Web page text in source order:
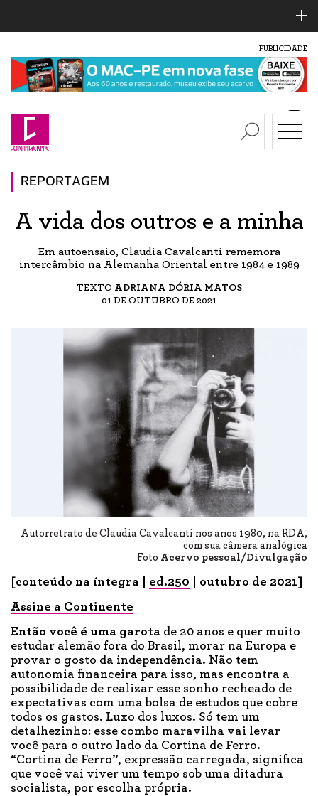
PUBLICIDADE
REPORTAGEM
A vida dos outros e a minha
Em autoensaio, Claudia Cavalcanti rememora
intercâmbio na Alemanha Oriental entre 1984 e 1989
TEXTO ADRIANA DÓRIA MATOS
01 DE OUTUBRO DE 2021
Autorretrato de Claudia Cavalcanti nos anos 1980, na RDA,
com sua câmera analógica
Foto Acervo pessoal/Divulgação
[conteúdo na íntegra | ed.250 | outubro de 2021]
Assine a Continente
Então você é uma garota de 20 anos e quer muito
estudar alemão fora do Brasil, morar na Europa e
provar o gosto da independência. Não tem
autonomia financeira para isso, mas encontra a
possibilidade de realizar esse sonho recheado de
expectativas com uma bolsa de estudos que cobre
todos os gastos. Luxo dos luxos. Só tem um
detalhezinho: esse combo maravilha vai levar
você para o outro lado da Cortina de Ferro.
“Cortina de Ferro”, expressão carregada, significa
que você vai viver um tempo sob uma ditadura
socialista, por escolha própria.